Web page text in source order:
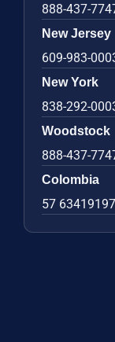
888-437-
New Jersey
609-983-
New York
838-292-
Woodstock
888-437-
Colombia
57 63419197